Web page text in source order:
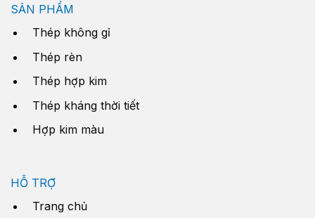
SẢN PHẨM
Thép không gỉ
Thép rèn
Thép hợp kim
Thép kháng thời tiết
Hợp kim màu
HỖ TRỢ
Trang chủ